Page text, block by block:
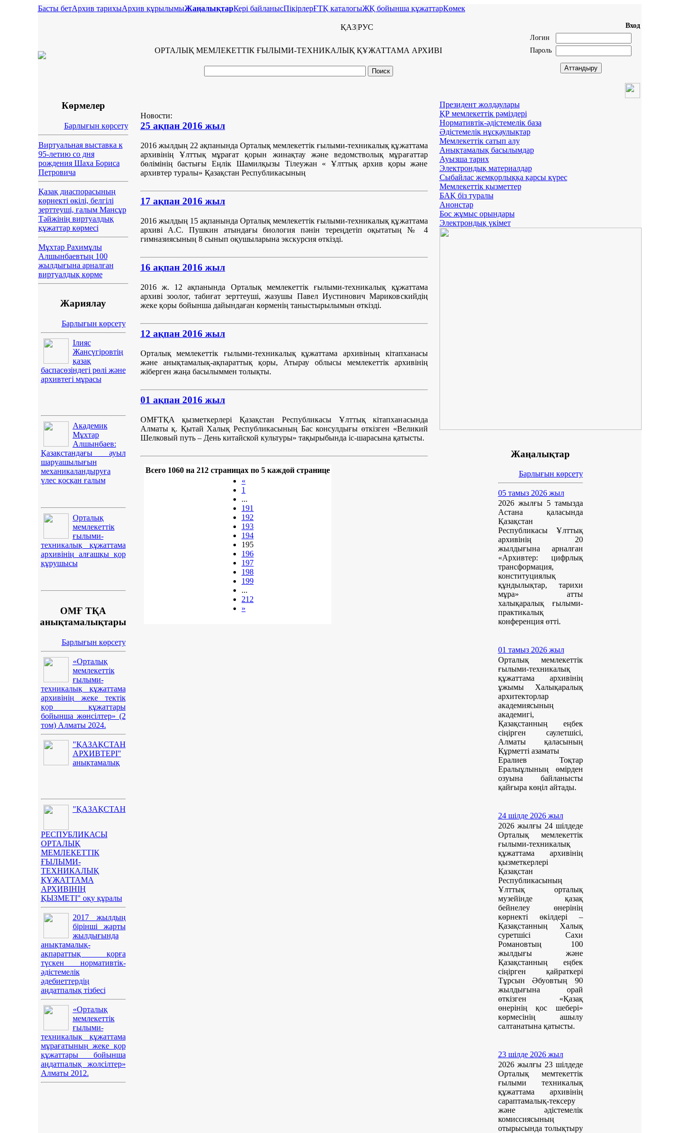
Басты бетАрхив тарихыАрхив құрылымыЖаңалықтарКерi байланысПікірлерҒТҚ каталогыЖҚ бойынша құжаттарКөмек
ҚАЗ|РУС
Вход
Логин
Пароль
ОРТАЛЫҚ МЕМЛЕКЕТТІК ҒЫЛЫМИ-ТЕХНИКАЛЫҚ ҚҰЖАТТАМА АРХИВI
Көрмелер
Барлығын көрсету
Виртуальная выставка к
95-летию со дня
рождения Шаха Бориса
Петровича
Қазақ диаспорасының
көрнекті өкілі, белгілі
зерттеуші, ғалым Мансұр
Тәйжінің виртуалдық
құжаттар көрмесі
Мұхтар Рахимұлы
Алшынбаевтың 100
жылдығына арналған
виртуалдық көрме
Жариялау
Барлығын көрсету
Ілияс
Жансүгіровтің
қазақ
баспасөзіндегі рөлі және
архивтегі мұрасы
Академик
Мұхтар
Алшынбаев:
Қазақстандағы ауыл
шаруашылығын
механикаландыруға
үлес қосқан ғалым
Орталық
мемлекеттік
ғылыми-
техникалық құжаттама
архивінің алғашқы қор
құрушысы
ОМҒ ТҚА
анықтамалықтары
Барлығын көрсету
«Орталық
мемлекеттік
ғылыми-
техникалық құжаттама
архивінің жеке тектік
қор құжаттары
бойынша жөнсілтер» (2
том) Алматы 2024.
"ҚАЗАҚСТАН
АРХИВТЕРІ"
анықтамалық
"ҚАЗАҚСТАН
РЕСПУБЛИКАСЫ
ОРТАЛЫҚ
МЕМЛЕКЕТТІК
ҒЫЛЫМИ-
ТЕХНИКАЛЫҚ
ҚҰЖАТТАМА
АРХИВІНІҢ
ҚЫЗМЕТІ" оқу құралы
2017 жылдың
бірінші жарты
жылдығында
анықтамалық-
ақпараттық қорға
түскен нормативтік-
әдістемелік
әдебиеттердің
аңдатпалық тізбесі
«Орталық
мемлекеттік
ғылыми-
техникалық құжаттама
мұрағатының жеке қор
құжаттары бойынша
аңдатпалық жолсілтер»
Алматы 2012.
Новости:
25 ақпан 2016 жыл
2016 жылдың 22 ақпанында Орталық мемлекеттік ғылыми-техникалық құжаттама
архивінің Ұлттық мұрағат қорын жинақтау және ведомстволық мұрағаттар
бөлімінің бастығы Еңлік Шамилқызы Тілеужан « Ұлттық архив қоры және
архивтер туралы» Қазақстан Республикасының
17 ақпан 2016 жыл
2016 жылдың 15 ақпанында Орталық мемлекеттік ғылыми-техникалық құжаттама
архиві А.С. Пушкин атындағы биология пәнін тереңдетіп оқытатың № 4
гимназиясының 8 сынып оқушыларына экскурсия өткізді.
16 ақпан 2016 жыл
2016 ж. 12 ақпанында Орталық мемлекеттік ғылыми-техникалық құжаттама
архиві зоолог, табиғат зерттеуші, жазушы Павел Иустинович Мариковскийдің
жеке қоры бойынша дайындаған көрменің таныстырылымын өткізді.
12 ақпан 2016 жыл
Орталық мемлекеттік ғылыми-техникалық құжаттама архивіның кітапханасы
және анықтамалық-ақпараттық қоры, Атырау облысы мемлекеттік архивінің
жіберген жаңа басылыммен толықты.
01 ақпан 2016 жыл
ОМҒТҚА қызметкерлері Қазақстан Республикасы Ұлттық кітапханасында
Алматы қ. Қытай Халық Республикасының Бас консулдығы өткізген «Великий
Шелковый путь – День китайской культуры» тақырыбында іс-шарасына қатысты.
Всего 1060 на 212 страницах по 5 каждой странице
«
1
...
191
192
193
194
195
196
197
198
199
...
212
»
Президент жолдаулары
ҚР мемлекеттік рәміздері
Нормативтік-әдістемелік база
Әдістемелік нұсқаулықтар
Мемлекеттік сатып алу
Анықтамалық басылымдар
Ауызша тарих
Электрондық материалдар
Сыбайлас жемқорлыққа қарсы күрес
Мемлекеттік қызметтер
БАҚ біз туралы
Анонстар
Бос жұмыс орындары
Электрондық үкімет
Жаңалықтар
Барлығын көрсету
05 тамыз 2026 жыл
2026 жылғы 5 тамызда
Астана қаласында
Қазақстан
Республикасы Ұлттық
архивінің 20
жылдығына арналған
«Архивтер: цифрлық
трансформация,
конституциялық
құндылықтар, тарихи
мұра» атты
халықаралық ғылыми-
практикалық
конференция өтті.
01 тамыз 2026 жыл
Орталық мемлекеттік
ғылыми-техникалық
құжаттама архивінің
ұжымы Халықаралық
архитекторлар
академиясының
академигі,
Қазақстанның еңбек
сіңірген саулетшісі,
Алматы қаласының
Құрметті азаматы
Ералиев Тоқтар
Ералыұлының өмірден
озуына байланысты
қайғыра көңіл айтады.
24 шілде 2026 жыл
2026 жылғы 24 шілдеде
Орталық мемлекеттік
ғылыми-техникалық
құжаттама архивінің
қызметкерлері
Қазақстан
Республикасының
Ұлттық орталық
музейінде қазақ
бейнелеу өнерінің
көрнекті өкілдері –
Қазақстанның Халық
суретшісі Сахи
Романовтың 100
жылдығы және
Қазақстанның еңбек
сіңірген қайраткері
Тұрсын Әбуовтың 90
жылдығына орай
өткізген «Қазақ
өнерінің қос шебері»
көрмесінің ашылу
салтанатына қатысты.
23 шілде 2026 жыл
2026 жылғы 23 шілдеде
Орталық мемтекеттік
ғылыми техникалық
құжаттама архивінің
сараптамалық-тексеру
және әдістемелік
комиссиясының
отырысында толықтыру